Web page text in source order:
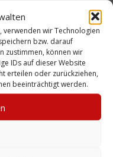
verwenden wir Technologien
bzw. darauf
zustimmen, können wir
IDs auf dieser Website
erteilen oder zurückziehen,
beeinträchtigt werden.
Das Buch
1927, S.